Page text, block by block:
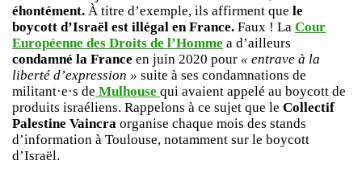
éhontément. À titre d’exemple, ils affirment que le
boycott d’Israël est illégal en France. Faux ! La Cour
Européenne des Droits de l’Homme a d’ailleurs
condamné la France en juin 2020 pour « entrave à la
liberté d’expression » suite à ses condamnations de
militant·e·s de Mulhouse qui avaient appelé au boycott de
produits israéliens. Rappelons à ce sujet que le Collectif
Palestine Vaincra organise chaque mois des stands
d’information à Toulouse, notamment sur le boycott
d’Israël.